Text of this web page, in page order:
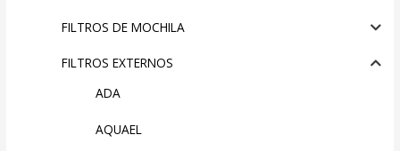
FILTROS DE MOCHILA
FILTROS EXTERNOS
ADA
AQUAEL